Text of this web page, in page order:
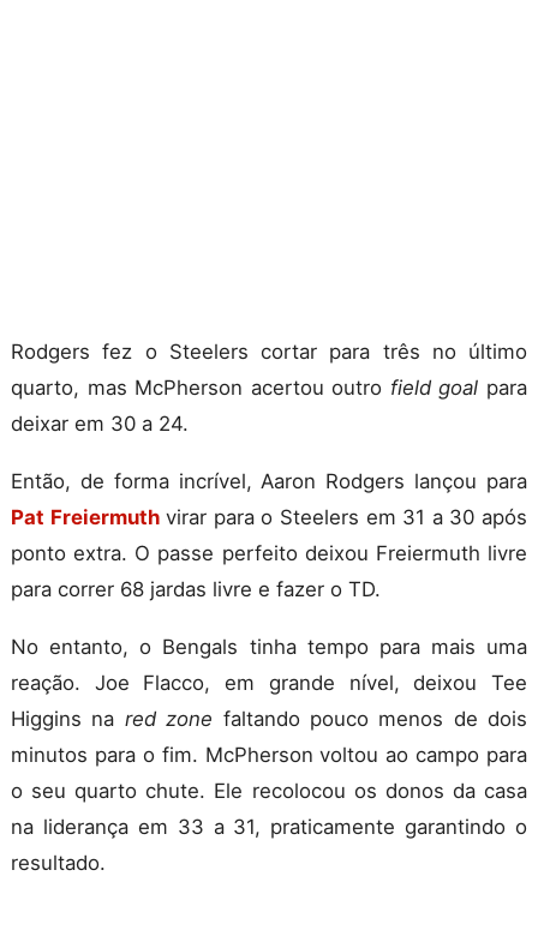
Rodgers fez o Steelers cortar para três no último
quarto, mas McPherson acertou outro field goal para
deixar em 30 a 24.
Então, de forma incrível, Aaron Rodgers lançou para
Pat Freiermuthvirar para o Steelers em 31 a 30 após
ponto extra. O passe perfeito deixou Freiermuth livre
para correr 68 jardas livre e fazer o TD.
No entanto, o Bengals tinha tempo para mais uma
reação. Joe Flacco, em grande nível, deixou Tee
Higgins na red zone faltando pouco menos de dois
minutos para o fim. McPherson voltou ao campo para
o seu quarto chute. Ele recolocou os donos da casa
na liderança em 33 a 31, praticamente garantindo o
resultado.